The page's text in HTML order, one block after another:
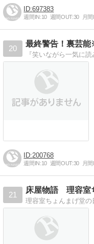
697383
週間IN:10 週間OUT:30 月間
20
最終警告！裏芸
200768
週間IN:10 週間OUT:30 月間
21
床屋物語 理容室